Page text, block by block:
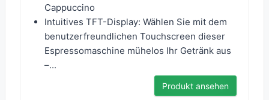
Cappuccino
Intuitives TFT-Display: Wählen Sie mit dem
benutzerfreundlichen Touchscreen dieser
Espressomaschine mühelos Ihr Getränk aus
–...
Produkt ansehen